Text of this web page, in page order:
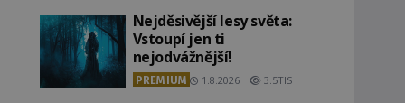
Nejděsivější lesy světa:
Vstoupí jen ti
nejodvážnější!
PREMIUM 1.8.2026 3.5TIS